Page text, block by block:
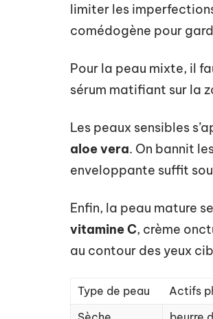
limiter les
comédogène pour
Pour la peau mixte, il
sérum matifiant sur la
Les peaux sensibles
aloe vera. On bannit
enveloppante suffit
Enfin, la peau mature
vitamine C, crème
au contour des yeux
Type de peau Actifs